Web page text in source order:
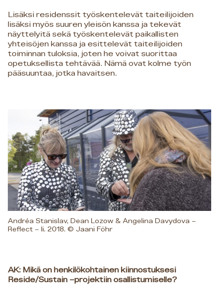
Lisäksi residenssit työskentelevät taiteilijoiden
lisäksi myös suuren yleisön kanssa ja tekevät
näyttelyitä sekä työskentelevät paikallisten
yhteisöjen kanssa ja esittelevät taiteilijoiden
toiminnan tuloksia, joten he voivat suorittaa
opetuksellista tehtävää. Nämä ovat kolme työn
pääsuuntaa, jotka havaitsen.
Andréa Stanislav, Dean Lozow & Angelina Davydova –
Reflect – Ii. 2018. © Jaani Föhr
AK: Mikä on henkilökohtainen kiinnostuksesi
Reside/Sustain –projektiin osallistumiselle?